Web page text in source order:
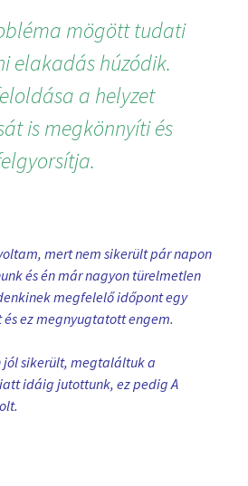
mögött tudati
elakadás húzódik.
a helyzet
is megkönnyíti és
mert nem sikerült pár napon
és én már nagyon türelmetlen
megfelelő időpont egy
és ez megnyugtatott engem.
jól sikerült, megtaláltuk a
idáig jutottunk, ez pedig A